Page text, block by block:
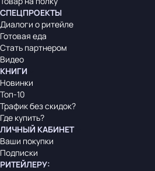
СПЕЦПРОЕКТЫ
Диалоги о ритейле
Готовая еда
Стать партнером
Видео
КНИГИ
Новинки
Топ-10
Трафик без скидок?
Где купить?
ЛИЧНЫЙ КАБИНЕТ
Ваши покупки
Подписки
РИТЕЙЛЕРУ: